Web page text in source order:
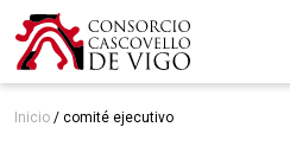
Inicio / comité ejecutivo